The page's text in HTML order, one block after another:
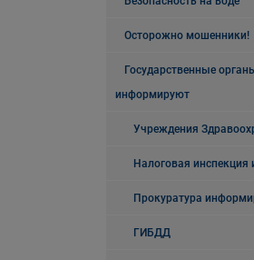
Осторожно мошенники!
Государственные
информируют
Учреждения
Налоговая инспекция
Прокуратура
ГИБДД